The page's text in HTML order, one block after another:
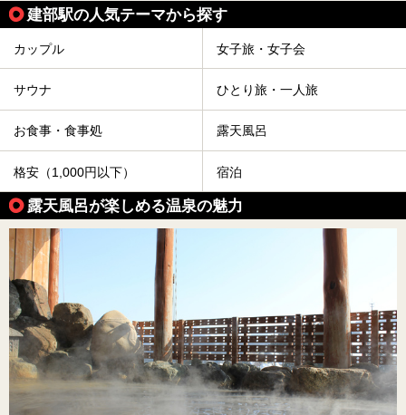
建部駅の人気テーマから探す
カップル 女子旅・女子会
サウナ ひとり旅・一人旅
お食事・食事処 露天風呂
格安（1,000円以下） 宿泊
露天風呂が楽しめる温泉の魅力